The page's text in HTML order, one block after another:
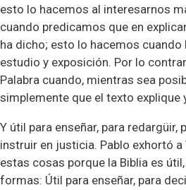
esto lo hacemos al interesarnos
cuando predicamos que en
ha dicho; esto lo hacemos
estudio y exposición. Por lo
Palabra cuando, mientras sea
simplemente que el texto explique
Y útil para enseñar, para redargüir,
instruir en justicia. Pablo exhortó
estas cosas porque la Biblia es
formas: Útil para enseñar, para